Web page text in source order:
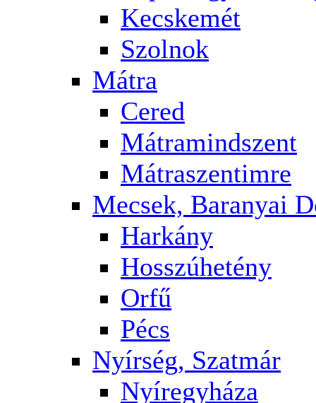
Kecskemét
Szolnok
Mátra
Cered
Mátramindszent
Mátraszentimre
Mecsek, Baranyai
Harkány
Hosszúhetény
Orfű
Pécs
Nyírség, Szatmár
Nyíregyháza